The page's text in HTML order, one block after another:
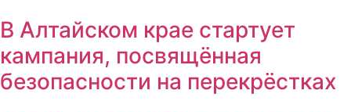
В Алтайском крае стартует
кампания, посвящённая
безопасности на перекрёстках